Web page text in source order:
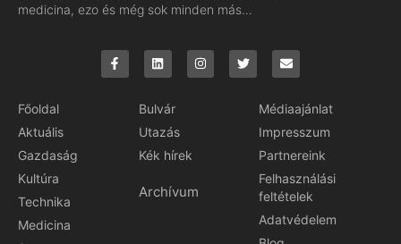
medicina, ezo és még sok minden más…
Főoldal
Aktuális
Gazdaság
Kultúra
Technika
Medicina
Bulvár
Utazás
Kék hírek
Archívum
Médiaajánlat
Impresszum
Partnereink
Felhasználási
feltételek
Adatvédelem